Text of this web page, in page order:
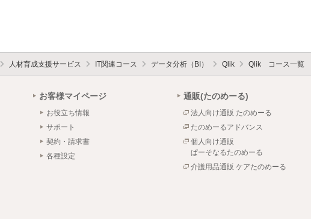
人材育成支援サービス IT関連コース データ分析（BI） Qlik Qlik コース一覧
お客様マイページ
お役立ち情報
サポート
契約・請求書
各種設定
通販(たのめーる)
法人向け通販 たのめーる
たのめーるアドバンス
個人向け通販
ぱーそなるたのめーる
介護用品通販 ケアたのめーる